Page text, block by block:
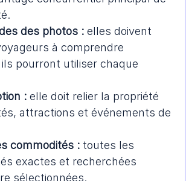
des photos : elles doivent
à comprendre
pourront utiliser chaque
: elle doit relier la propriété
attractions et événements de
commodités : toutes les
exactes et recherchées
sélectionnées.